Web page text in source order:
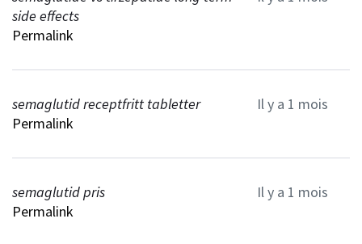
side effects
Permalink
semaglutid receptfritt tabletter
Il y a 1 mois
Permalink
semaglutid pris
Il y a 1 mois
Permalink